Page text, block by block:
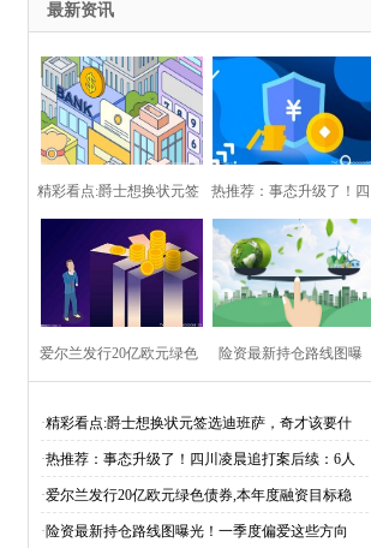
最新资讯
精彩看点:爵士想换状元签
选迪班萨，奇才该要什么
回报
热推荐：事态升级了！四
川凌晨追打案后续：6人全
带走，女子袭警细节被扒
爱尔兰发行20亿欧元绿色
推进|每日播报
险资最新持仓路线图曝
今日热讯
·精彩看点:爵士想换状元签选迪班萨，奇才该要什
·热推荐：事态升级了！四川凌晨追打案后续：6人
·爱尔兰发行20亿欧元绿色债券,本年度融资目标稳
·险资最新持仓路线图曝光！一季度偏爱这些方向